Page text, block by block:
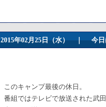
2015年02月25日（水） ｜今
このキャンプ最後の休日。
番組ではテレビで放送された武